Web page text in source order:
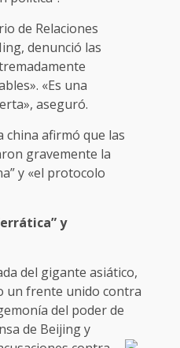
de Relaciones
denunció las
«Es una
aseguró.
china afirmó que las
gravemente la
y «el protocolo
y
del gigante asiático,
un frente unido contra
del poder de
de Beijing y